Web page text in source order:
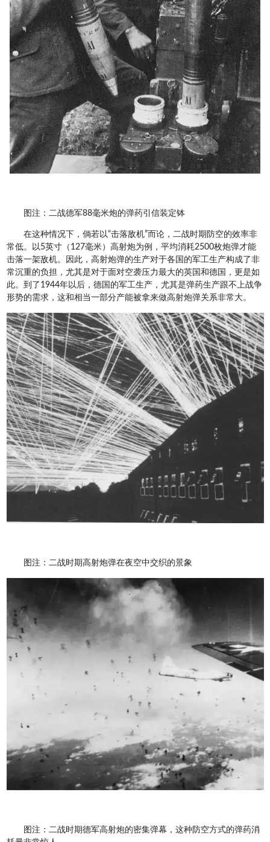
图注：二战德军88毫米炮的弹药引信装定钵
在这种情况下，倘若以“击落敌机”而论，二战时期防空的效率非
常低。以5英寸（127毫米）高射炮为例，平均消耗2500枚炮弹才能
击落一架敌机。因此，高射炮弹的生产对于各国的军工生产构成了非
常沉重的负担，尤其是对于面对空袭压力最大的英国和德国，更是如
此。到了1944年以后，德国的军工生产，尤其是弹药生产跟不上战争
形势的需求，这和相当一部分产能被拿来做高射炮弹关系非常大。
图注：二战时期高射炮弹在夜空中交织的景象
图注：二战时期德军高射炮的密集弹幕，这种防空方式的弹药消